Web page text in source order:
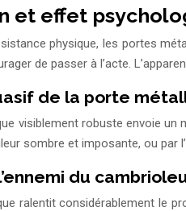
et effet
physique, les portes
de passer à l’acte.
de la porte
visiblement robuste envoie
sombre et imposante, ou
du
ralentit considérablement le